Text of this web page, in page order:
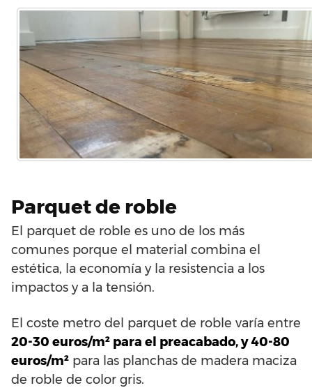
Parquet de roble
El parquet de roble es uno de los más
comunes porque el material combina el
estética, la economía y la resistencia a los
impactos y a la tensión.
El coste metro del parquet de roble varía entre
20-30 euros/m² para el preacabado, y 40-80
euros/m² para las planchas de madera maciza
de roble de color gris.